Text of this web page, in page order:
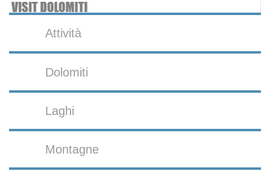
Attività
Dolomiti
Laghi
Montagne